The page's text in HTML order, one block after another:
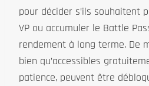
pour décider s’ils souhaitent
VP ou accumuler le Battle
rendement à long terme. De
bien qu’accessibles
patience, peuvent être